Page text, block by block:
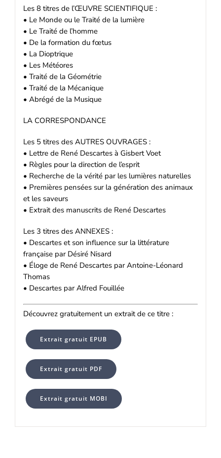
Les 8 titres de l’ŒUVRE SCIENTIFIQUE :
• Le Monde ou le Traité de la lumière
• Le Traité de l’homme
• De la formation du fœtus
• La Dioptrique
• Les Météores
• Traité de la Géométrie
• Traité de la Mécanique
• Abrégé de la Musique
LA CORRESPONDANCE
Les 5 titres des AUTRES OUVRAGES :
• Lettre de René Descartes à Gisbert Voet
• Règles pour la direction de l’esprit
• Recherche de la vérité par les lumières naturelles
• Premières pensées sur la génération des animaux
et les saveurs
• Extrait des manuscrits de René Descartes
Les 3 titres des ANNEXES :
• Descartes et son influence sur la littérature
française par Désiré Nisard
• Éloge de René Descartes par Antoine-Léonard
Thomas
• Descartes par Alfred Fouillée
Découvrez gratuitement un extrait de ce titre :
Extrait gratuit EPUB
Extrait gratuit PDF
Extrait gratuit MOBI